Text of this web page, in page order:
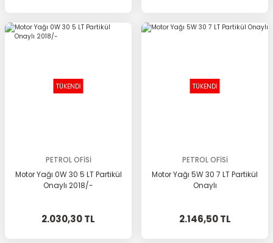
TÜKENDİ
PETROL OFİSİ
Motor Yağı 0W 30 5 LT Partikül
Onaylı 2018/-
2.030,30 TL
TÜKENDİ
PETROL OFİSİ
Motor Yağı 5W 30 7 LT Partikül
Onaylı
2.146,50 TL